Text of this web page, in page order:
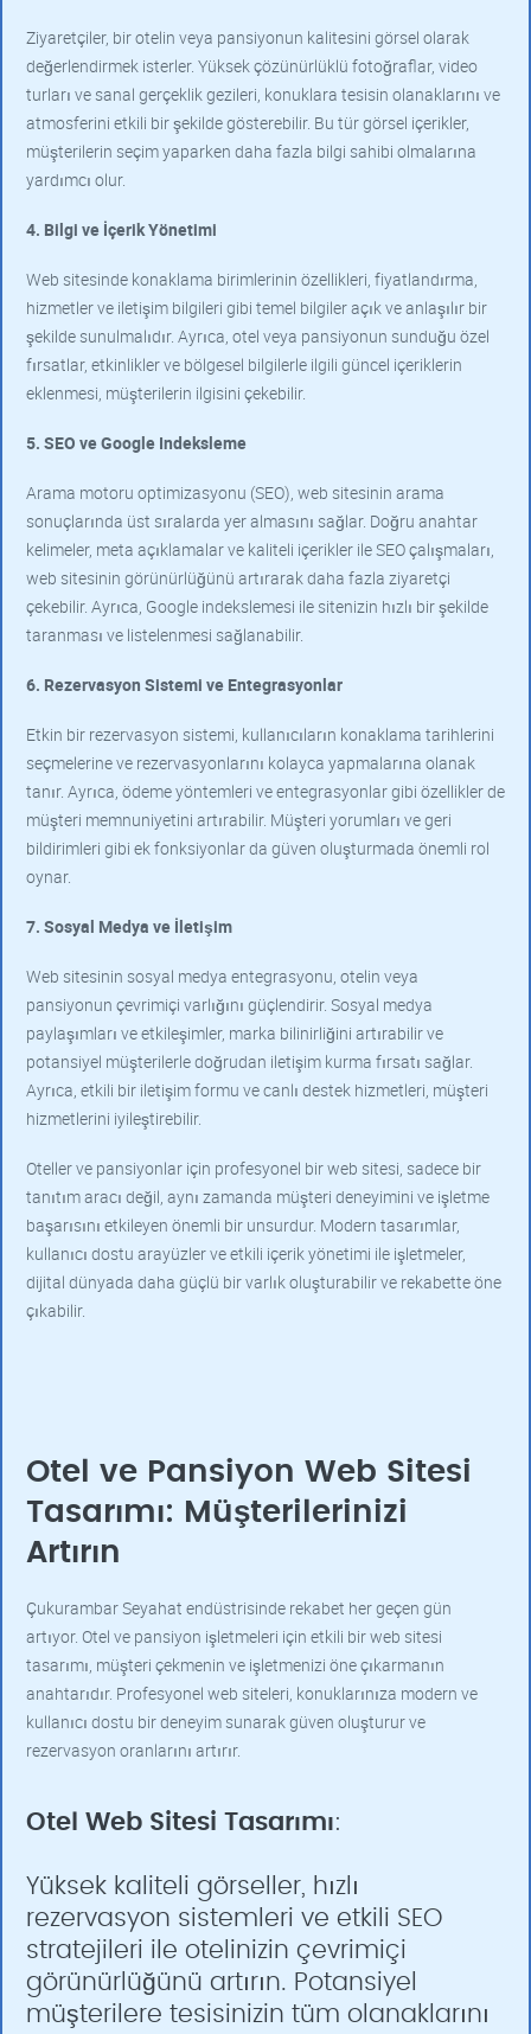
Ziyaretçiler, bir otelin veya pansiyonun kalitesini görsel olarak
değerlendirmek isterler. Yüksek çözünürlüklü fotoğraflar, video
turları ve sanal gerçeklik gezileri, konuklara tesisin olanaklarını ve
atmosferini etkili bir şekilde gösterebilir. Bu tür görsel içerikler,
müşterilerin seçim yaparken daha fazla bilgi sahibi olmalarına
yardımcı olur.
4. Bilgi ve İçerik Yönetimi
Web sitesinde konaklama birimlerinin özellikleri, fiyatlandırma,
hizmetler ve iletişim bilgileri gibi temel bilgiler açık ve anlaşılır bir
şekilde sunulmalıdır. Ayrıca, otel veya pansiyonun sunduğu özel
fırsatlar, etkinlikler ve bölgesel bilgilerle ilgili güncel içeriklerin
eklenmesi, müşterilerin ilgisini çekebilir.
5. SEO ve Google Indeksleme
Arama motoru optimizasyonu (SEO), web sitesinin arama
sonuçlarında üst sıralarda yer almasını sağlar. Doğru anahtar
kelimeler, meta açıklamalar ve kaliteli içerikler ile SEO çalışmaları,
web sitesinin görünürlüğünü artırarak daha fazla ziyaretçi
çekebilir. Ayrıca, Google indekslemesi ile sitenizin hızlı bir şekilde
taranması ve listelenmesi sağlanabilir.
6. Rezervasyon Sistemi ve Entegrasyonlar
Etkin bir rezervasyon sistemi, kullanıcıların konaklama tarihlerini
seçmelerine ve rezervasyonlarını kolayca yapmalarına olanak
tanır. Ayrıca, ödeme yöntemleri ve entegrasyonlar gibi özellikler de
müşteri memnuniyetini artırabilir. Müşteri yorumları ve geri
bildirimleri gibi ek fonksiyonlar da güven oluşturmada önemli rol
oynar.
7. Sosyal Medya ve İletişim
Web sitesinin sosyal medya entegrasyonu, otelin veya
pansiyonun çevrimiçi varlığını güçlendirir. Sosyal medya
paylaşımları ve etkileşimler, marka bilinirliğini artırabilir ve
potansiyel müşterilerle doğrudan iletişim kurma fırsatı sağlar.
Ayrıca, etkili bir iletişim formu ve canlı destek hizmetleri, müşteri
hizmetlerini iyileştirebilir.
Oteller ve pansiyonlar için profesyonel bir web sitesi, sadece bir
tanıtım aracı değil, aynı zamanda müşteri deneyimini ve işletme
başarısını etkileyen önemli bir unsurdur. Modern tasarımlar,
kullanıcı dostu arayüzler ve etkili içerik yönetimi ile işletmeler,
dijital dünyada daha güçlü bir varlık oluşturabilir ve rekabette öne
çıkabilir.
Otel ve Pansiyon Web Sitesi
Tasarımı: Müşterilerinizi
Artırın
Çukurambar Seyahat endüstrisinde rekabet her geçen gün
artıyor. Otel ve pansiyon işletmeleri için etkili bir web sitesi
tasarımı, müşteri çekmenin ve işletmenizi öne çıkarmanın
anahtarıdır. Profesyonel web siteleri, konuklarınıza modern ve
kullanıcı dostu bir deneyim sunarak güven oluşturur ve
rezervasyon oranlarını artırır.
Otel Web Sitesi Tasarımı:
Yüksek kaliteli görseller, hızlı
rezervasyon sistemleri ve etkili SEO
stratejileri ile otelinizin çevrimiçi
görünürlüğünü artırın. Potansiyel
müşterilere tesisinizin tüm olanaklarını